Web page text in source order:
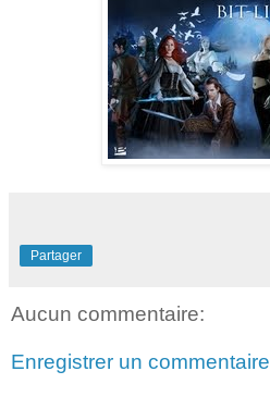
Partager
Aucun commentaire:
Enregistrer un commentaire